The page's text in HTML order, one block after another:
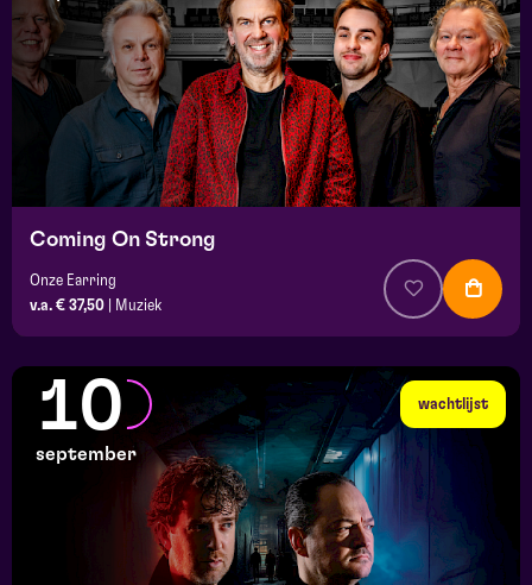
Coming On Strong
Onze Earring
v.a. € 37,50
Muziek
wachtlijst
10
september